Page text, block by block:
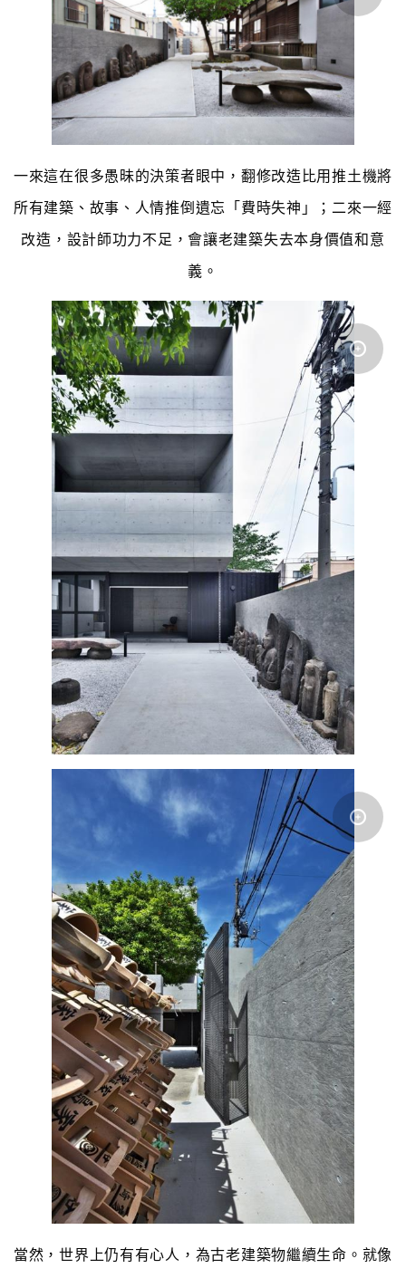
一來這在很多愚昧的決策者眼中，翻修改造比用推土機將
所有建築、故事、人情推倒遺忘「費時失神」；二來一經
改造，設計師功力不足，會讓老建築失去本身價值和意
義。
當然，世界上仍有有心人，為古老建築物繼續生命。就像